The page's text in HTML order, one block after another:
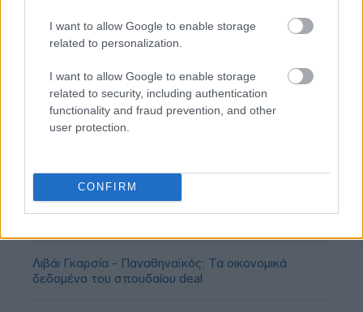
I want to allow Google to enable storage
related to personalization.
I want to allow Google to enable storage
related to security, including authentication
functionality and fraud prevention, and other
user protection.
CONFIRM
Ολυμπιακός: Τελειώνει άμεσα του Μπραγκάντσα
Λιβάι Γκαρσία - Παναθηναϊκός: Τα οικονομικά
δεδομένα του σπουδαίου deal